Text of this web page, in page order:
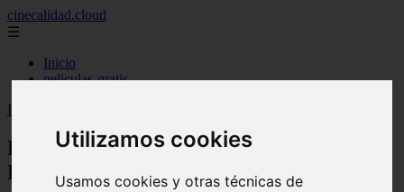
Utilizamos cookies
Usamos cookies y otras técnicas de
cinecalidad.cloud
☰
Inicio
peliculas-gratis
Inicio
El Evangelio de Juan (2026) - Final
Explicado